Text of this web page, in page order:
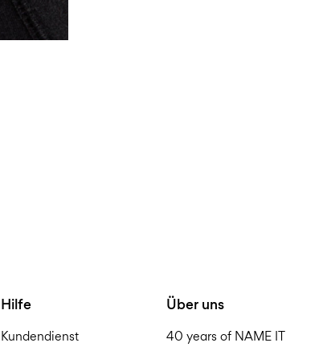
Hilfe
Kundendienst
Über uns
40 years of NAME IT